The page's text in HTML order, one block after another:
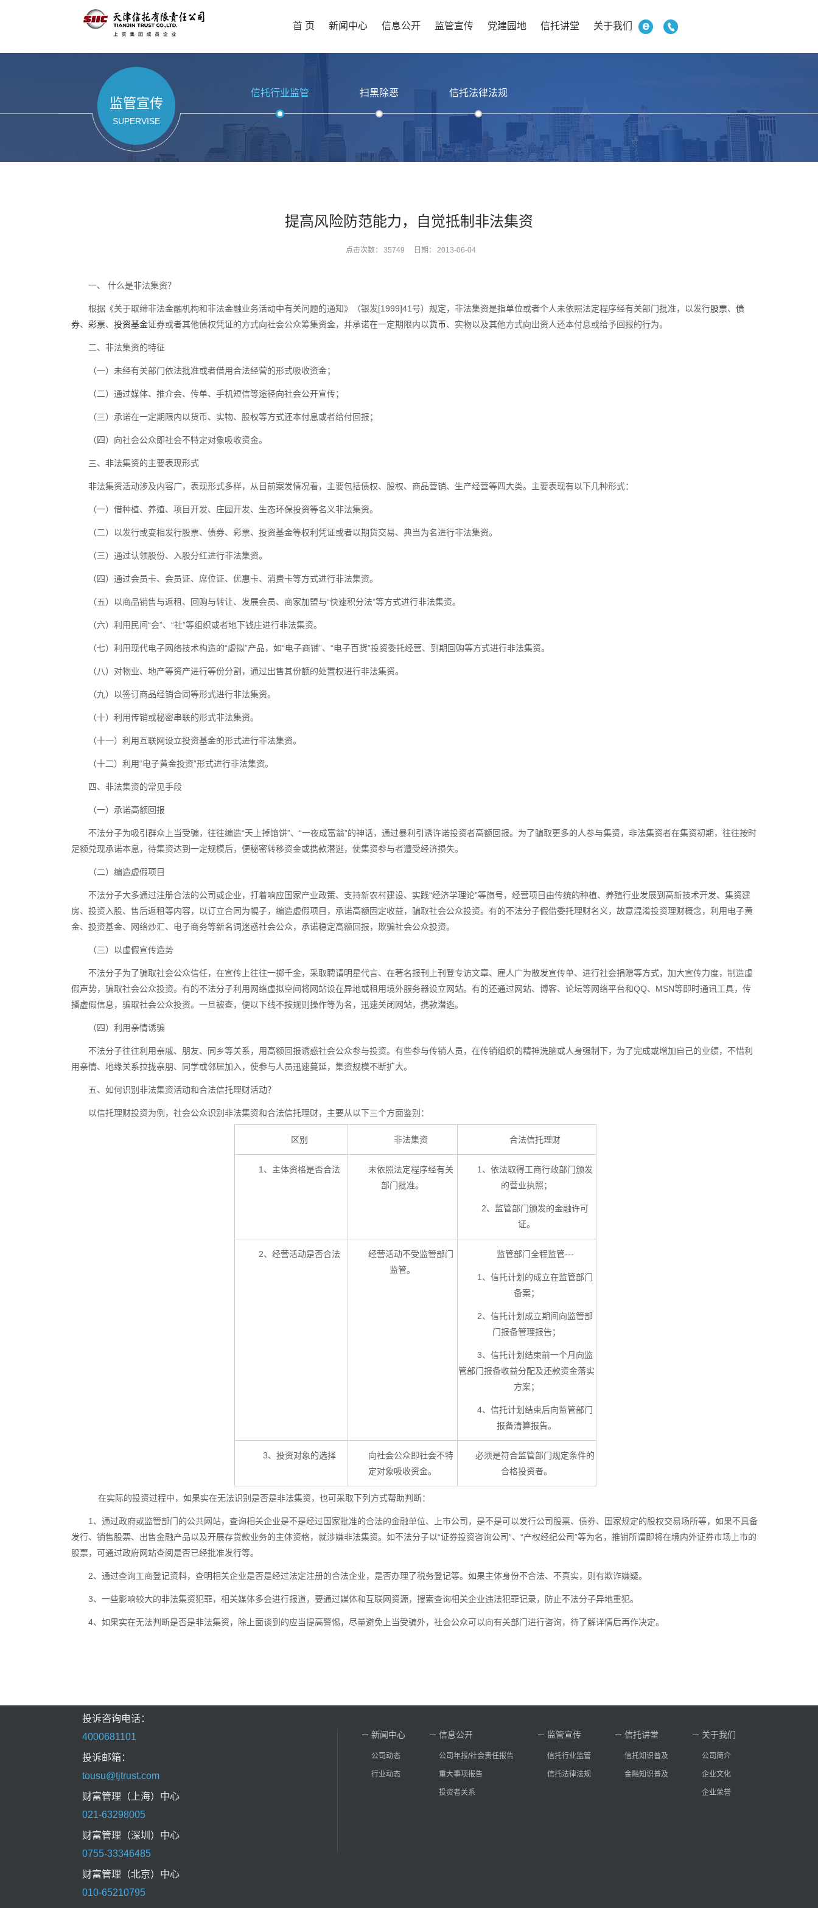
首 页 新闻中心 信息公开 监管宣传 党建园地 信托讲堂 关于我们
监管宣传
SUPERVISE
信托行业监管 扫黑除恶 信托法律法规
提高风险防范能力，自觉抵制非法集资
点击次数： 35749 日期： 2013-06-04
一、 什么是非法集资？
根据《关于取缔非法金融机构和非法金融业务活动中有关问题的通知》（银发[1999]41号）规定，非法集资是指单位或者个人未依照法定程序经有关部门批准，以发行股票、 债
券、 彩票、 投资基金证券或者其他债权凭证的方式向社会公众筹集资金，并承诺在一定期限内以货币、实物以及其他方式向出资人还本付息或给予回报的行为。
二、非法集资的特征
（一）未经有关部门依法批准或者借用合法经营的形式吸收资金；
（二）通过媒体、推介会、传单、手机短信等途径向社会公开宣传；
（三）承诺在一定期限内以货币、实物、股权等方式还本付息或者给付回报；
（四）向社会公众即社会不特定对象吸收资金。
三、非法集资的主要表现形式
非法集资活动涉及内容广，表现形式多样，从目前案发情况看，主要包括债权、股权、商品营销、生产经营等四大类。主要表现有以下几种形式：
（一）借种植、养殖、项目开发、庄园开发、生态环保投资等名义非法集资。
（二）以发行或变相发行股票、债券、彩票、投资基金等权利凭证或者以期货交易、典当为名进行非法集资。
（三）通过认领股份、入股分红进行非法集资。
（四）通过会员卡、会员证、席位证、优惠卡、消费卡等方式进行非法集资。
（五）以商品销售与返租、回购与转让、发展会员、商家加盟与“快速积分法”等方式进行非法集资。
（六）利用民间“会”、“社”等组织或者地下钱庄进行非法集资。
（七）利用现代电子网络技术构造的“虚拟”产品，如“电子商铺”、“电子百货”投资委托经营、到期回购等方式进行非法集资。
（八）对物业、地产等资产进行等份分割，通过出售其份额的处置权进行非法集资。
（九）以签订商品经销合同等形式进行非法集资。
（十）利用传销或秘密串联的形式非法集资。
（十一）利用互联网设立投资基金的形式进行非法集资。
（十二）利用“电子黄金投资”形式进行非法集资。
四、非法集资的常见手段
（一）承诺高额回报
不法分子为吸引群众上当受骗，往往编造“天上掉馅饼”、“一夜成富翁”的神话，通过暴利引诱许诺投资者高额回报。为了骗取更多的人参与集资，非法集资者在集资初期，往往按时
足额兑现承诺本息，待集资达到一定规模后，便秘密转移资金或携款潜逃，使集资参与者遭受经济损失。
（二）编造虚假项目
不法分子大多通过注册合法的公司或企业，打着响应国家产业政策、支持新农村建设、实践“经济学理论”等旗号，经营项目由传统的种植、养殖行业发展到高新技术开发、集资建
房、投资入股、售后返租等内容，以订立合同为幌子，编造虚假项目，承诺高额固定收益，骗取社会公众投资。有的不法分子假借委托理财名义，故意混淆投资理财概念，利用电子黄
金、投资基金、网络炒汇、电子商务等新名词迷惑社会公众，承诺稳定高额回报，欺骗社会公众投资。
（三）以虚假宣传造势
不法分子为了骗取社会公众信任，在宣传上往往一掷千金，采取聘请明星代言、在著名报刊上刊登专访文章、雇人广为散发宣传单、进行社会捐赠等方式，加大宣传力度，制造虚
假声势，骗取社会公众投资。有的不法分子利用网络虚拟空间将网站设在异地或租用境外服务器设立网站。有的还通过网站、博客、论坛等网络平台和QQ、MSN等即时通讯工具，传
播虚假信息，骗取社会公众投资。一旦被查，便以下线不按规则操作等为名，迅速关闭网站，携款潜逃。
（四）利用亲情诱骗
不法分子往往利用亲戚、朋友、同乡等关系，用高额回报诱惑社会公众参与投资。有些参与传销人员，在传销组织的精神洗脑或人身强制下，为了完成或增加自己的业绩，不惜利
用亲情、地缘关系拉拢亲朋、同学或邻居加入，使参与人员迅速蔓延，集资规模不断扩大。
五、如何识别非法集资活动和合法信托理财活动？
以信托理财投资为例，社会公众识别非法集资和合法信托理财，主要从以下三个方面鉴别：
区别 非法集资 合法信托理财
1、主体资格是否合法
未依照法定程序经有关
部门批准。
1、依法取得工商行政部门颁发
的营业执照；
2、监管部门颁发的金融许可
证。
2、经营活动是否合法
经营活动不受监管部门
监管。
监管部门全程监管---
1、信托计划的成立在监管部门
备案；
2、信托计划成立期间向监管部
门报备管理报告；
3、信托计划结束前一个月向监
管部门报备收益分配及还款资金落实
方案；
4、信托计划结束后向监管部门
报备清算报告。
3、投资对象的选择
向社会公众即社会不特
定对象吸收资金。
必须是符合监管部门规定条件的
合格投资者。
在实际的投资过程中，如果实在无法识别是否是非法集资，也可采取下列方式帮助判断：
1、通过政府或监管部门的公共网站，查询相关企业是不是经过国家批准的合法的金融单位、上市公司，是不是可以发行公司股票、债券、国家规定的股权交易场所等，如果不具备
发行、销售股票、出售金融产品以及开展存贷款业务的主体资格，就涉嫌非法集资。如不法分子以“证券投资咨询公司”、“产权经纪公司”等为名，推销所谓即将在境内外证券市场上市的
股票，可通过政府网站查阅是否已经批准发行等。
2、通过查询工商登记资料，查明相关企业是否是经过法定注册的合法企业，是否办理了税务登记等。如果主体身份不合法、不真实，则有欺诈嫌疑。
3、一些影响较大的非法集资犯罪，相关媒体多会进行报道，要通过媒体和互联网资源，搜索查询相关企业违法犯罪记录，防止不法分子异地重犯。
4、如果实在无法判断是否是非法集资，除上面谈到的应当提高警惕，尽量避免上当受骗外，社会公众可以向有关部门进行咨询，待了解详情后再作决定。
投诉咨询电话：
4000681101
投诉邮箱：
tousu@tjtrust.com
财富管理（上海）中心
021-63298005
财富管理（深圳）中心
0755-33346485
财富管理（北京）中心
010-65210795
新闻中心
公司动态
行业动态
信息公开
公司年报/社会责任报告
重大事项报告
投资者关系
监管宣传
信托行业监管
信托法律法规
信托讲堂
信托知识普及
金融知识普及
关于我们
公司简介
企业文化
企业荣誉